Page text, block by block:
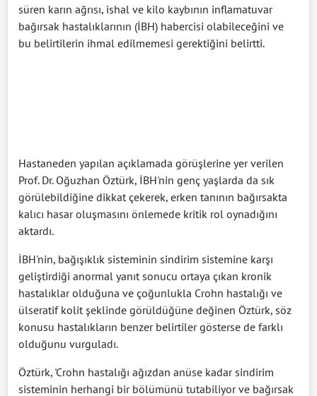
süren karın ağrısı, ishal ve kilo kaybının inflamatuvar
bağırsak hastalıklarının (İBH) habercisi olabileceğini ve
bu belirtilerin ihmal edilmemesi gerektiğini belirtti.
Hastaneden yapılan açıklamada görüşlerine yer verilen
Prof. Dr. Oğuzhan Öztürk, İBH'nin genç yaşlarda da sık
görülebildiğine dikkat çekerek, erken tanının bağırsakta
kalıcı hasar oluşmasını önlemede kritik rol oynadığını
aktardı.
İBH'nin, bağışıklık sisteminin sindirim sistemine karşı
geliştirdiği anormal yanıt sonucu ortaya çıkan kronik
hastalıklar olduğuna ve çoğunlukla Crohn hastalığı ve
ülseratif kolit şeklinde görüldüğüne değinen Öztürk, söz
konusu hastalıkların benzer belirtiler gösterse de farklı
olduğunu vurguladı.
Öztürk, 'Crohn hastalığı ağızdan anüse kadar sindirim
sisteminin herhangi bir bölümünü tutabiliyor ve bağırsak